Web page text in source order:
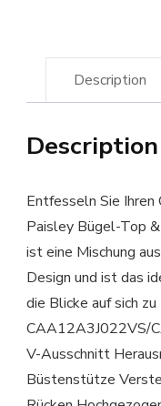
Description
Description
Entfesseln Sie Ihren
Paisley Bügel-Top
ist eine Mischung
Design und ist das
die Blicke auf sich
CAA12A3J022VS/
V-Ausschnitt
Büstenstütze